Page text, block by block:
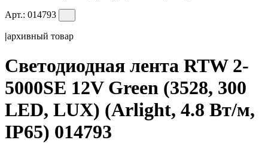
Арт.: 014793
|архивный товар
Светодиодная лента RTW 2-
5000SE 12V Green (3528, 300
LED, LUX) (Arlight, 4.8 Вт/м,
IP65) 014793